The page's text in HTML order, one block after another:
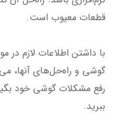
قطعات معیوب است.
با داشتن اطلاعات لازم در
گوشی و راه‌حل‌های آنها،
رفع مشکلات گوشی خود
ببرید.